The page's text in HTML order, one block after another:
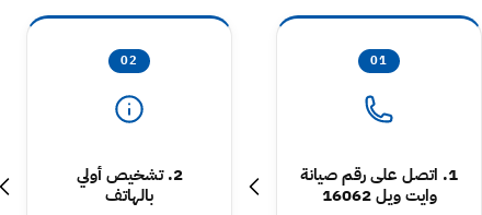
01
1. اتصل على رقم صيانة
وايت ويل 16062
02
2. تشخيص أولي
بالهاتف